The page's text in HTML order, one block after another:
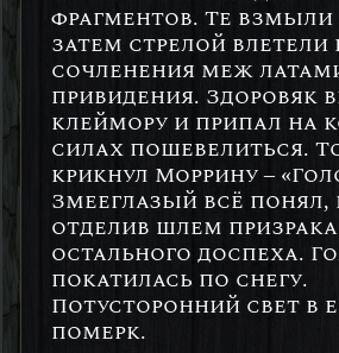
фрагментов. Те взмыли
затем стрелой влетели
сочленения меж
привидения. Здоровяк
клеймору и припал на
силах пошевелиться.
крикнул Моррину –
Змееглазый всё
отделив шлем
остального доспеха.
покатилась по снегу.
Потусторонний свет в
померк.